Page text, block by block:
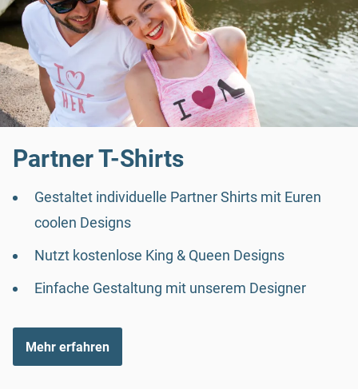
Partner T-Shirts
Gestaltet individuelle Partner Shirts mit Euren
coolen Designs
Nutzt kostenlose King & Queen Designs
Einfache Gestaltung mit unserem Designer
Mehr erfahren